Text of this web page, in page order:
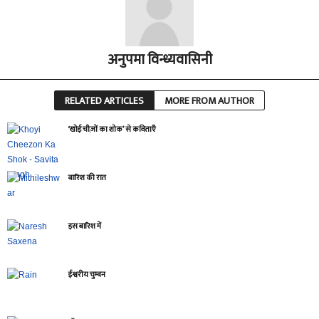
अनुपमा विन्ध्यवासिनी
RELATED ARTICLES MORE FROM AUTHOR
‘खोई चीज़ों का शोक’ से कविताएँ
बारिश की रात
इस बारिश में
ईश्वरीय चुम्बन